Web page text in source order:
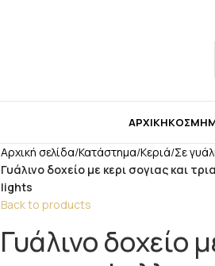
ΑΡΧΙΚΉ
Αρχική σελίδα/Κατάστημα/Κεριά/Σε
Γυάλινο δοχείο με κερι σογιας και
lights
Back to products
Γυάλινο δοχείο